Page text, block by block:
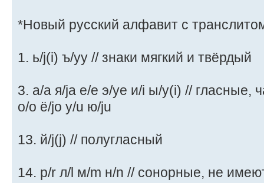
*Новый русский алфавит с
1. ь/j(i) ъ/yy // знаки мягкий и твёрдый
3. а/a я/ja е/e э/ye и/i ы/y(i) // гласные,
о/o ё/jo у/u ю/ju
13. й/j(j) // полугласный
14. р/r л/l м/m н/n // сонорные, не